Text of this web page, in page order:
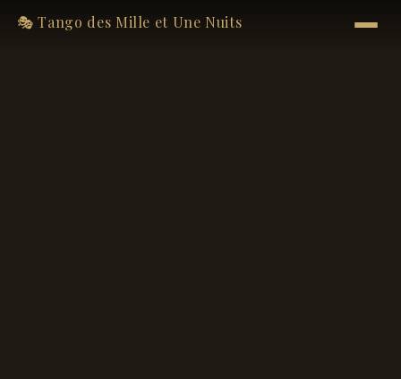
🎭 Tango des Mille et Une Nuits